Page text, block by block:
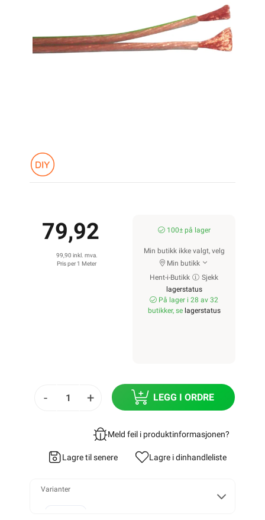
79,92
99,90 inkl. mva.
Pris per 1 Meter
100± på lager
Min butikk ikke valgt, velg
Min butikk
Hent-i-Butikk
Sjekk
lagerstatus
På lager i 28 av 32
butikker, se lagerstatus
- + LEGG I ORDRE
Meld feil i produktinformasjonen?
Lagre til senere Lagre i dinhandleliste
Varianter